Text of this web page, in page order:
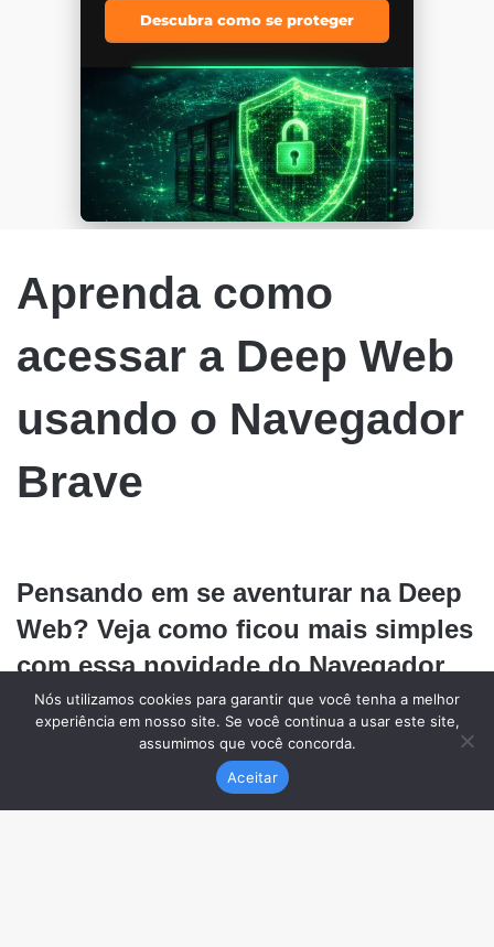
Nós utilizamos cookies para garantir que você tenha a melhor
experiência em nosso site. Se você continua a usar este site,
assumimos que você concorda.
Aceitar